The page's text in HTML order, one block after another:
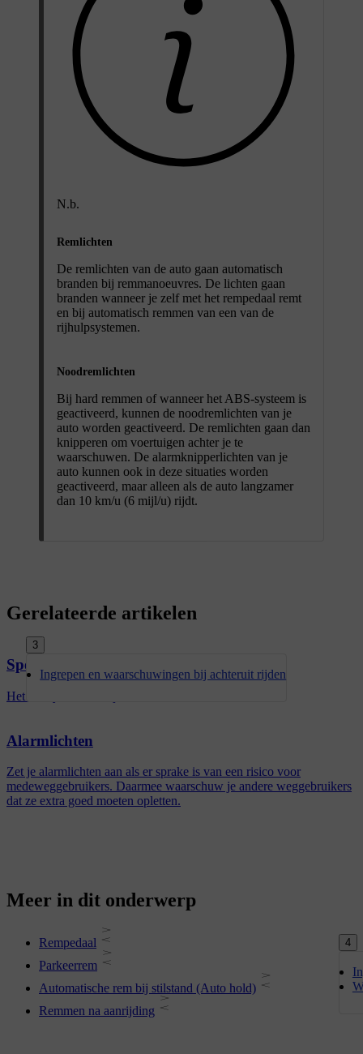
3
Ingrepen en waarschuwingen bij achteruit rijden
4
N.b.
Remlichten
De remlichten van de auto gaan automatisch
branden bij remmanoeuvres. De lichten gaan
branden wanneer je zelf met het rempedaal remt
en bij automatisch remmen van een van de
rijhulpsystemen.
Noodremlichten
Bij hard remmen of wanneer het ABS-systeem is
geactiveerd, kunnen de noodremlichten van je
auto worden geactiveerd. De remlichten gaan dan
knipperen om voertuigen achter je te
waarschuwen. De alarmknipperlichten van je
auto kunnen ook in deze situaties worden
geactiveerd, maar alleen als de auto langzamer
dan 10 km/u (6 mijl/u) rijdt.
Gerelateerde artikelen
Specificaties remvloeistof
Het remsysteem van je auto bevat remvloeistof.
Alarmlichten
Zet je alarmlichten aan als er sprake is van een risico voor
medeweggebruikers. Daarmee waarschuw je andere weggebruikers
dat ze extra goed moeten opletten.
Meer in dit onderwerp
Rempedaal
Parkeerrem
Automatische rem bij stilstand (Auto hold)
Remmen na aanrijding